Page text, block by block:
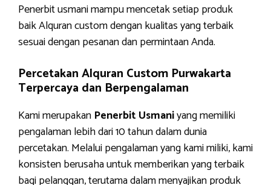
Penerbit usmani mampu mencetak setiap produk
baik Alquran custom dengan kualitas yang terbaik
sesuai dengan pesanan dan permintaan Anda.
Percetakan Alquran Custom Purwakarta
Terpercaya dan Berpengalaman
Kami merupakan Penerbit Usmaniyang memiliki
pengalaman lebih dari 10 tahun dalam dunia
percetakan. Melalui pengalaman yang kami miliki, kami
konsisten berusaha untuk memberikan yang terbaik
bagi pelanggan, terutama dalam menyajikan produk